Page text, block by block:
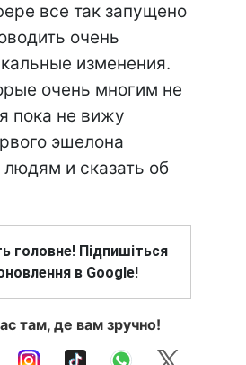
все так запущено
очень
изменения.
очень многим не
пока не вижу
эшелона
людям и сказать об
головне! Підпишіться
в Google!
там, де вам зручно!